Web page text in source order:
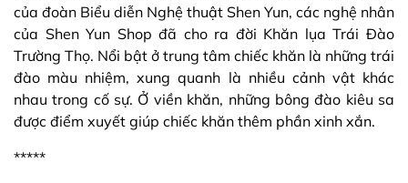
của đoàn Biểu diễn Nghệ thuật Shen Yun, các nghệ nhân
của Shen Yun Shop đã cho ra đời Khăn lụa Trái Đào
Trường Thọ. Nổi bật ở trung tâm chiếc khăn là những trái
đào màu nhiệm, xung quanh là nhiều cảnh vật khác
nhau trong cố sự. Ở viền khăn, những bông đào kiêu sa
được điểm xuyết giúp chiếc khăn thêm phần xinh xắn.
*****